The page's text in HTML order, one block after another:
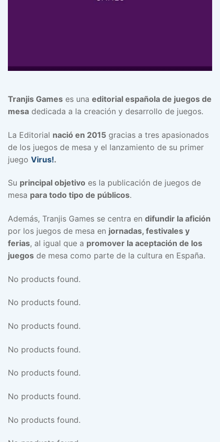
Tranjis Games es una editorial española de juegos de
mesa dedicada a la creación y desarrollo de juegos.
La Editorial nació en 2015 gracias a tres apasionados
de los juegos de mesa y el lanzamiento de su primer
juego Virus!.
Su principal objetivo es la publicación de juegos de
mesa para todo tipo de públicos.
Además, Tranjis Games se centra en difundir la afición
por los juegos de mesa en jornadas, festivales y
ferias, al igual que a promover la aceptación de los
juegos de mesa como parte de la cultura en España.
No products found.
No products found.
No products found.
No products found.
No products found.
No products found.
No products found.